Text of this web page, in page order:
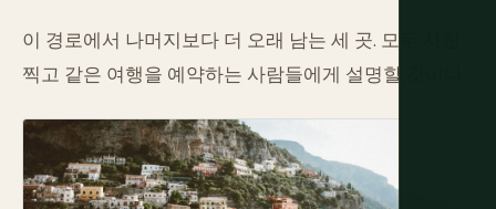
이 경로에서 나머지보다 더 오래 남는 세 곳. 모두 사진
찍고 같은 여행을 예약하는 사람들에게 설명할 것이다.